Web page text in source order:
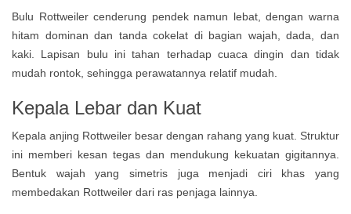
Bulu Rottweiler cenderung pendek namun lebat, dengan warna
hitam dominan dan tanda cokelat di bagian wajah, dada, dan
kaki. Lapisan bulu ini tahan terhadap cuaca dingin dan tidak
mudah rontok, sehingga perawatannya relatif mudah.
Kepala Lebar dan Kuat
Kepala anjing Rottweiler besar dengan rahang yang kuat. Struktur
ini memberi kesan tegas dan mendukung kekuatan gigitannya.
Bentuk wajah yang simetris juga menjadi ciri khas yang
membedakan Rottweiler dari ras penjaga lainnya.